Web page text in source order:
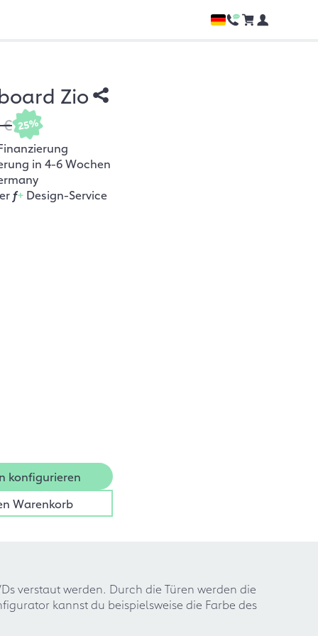
Zio
€ 25%
in 4-6 Wochen
f+Design-Service
konfigurieren
Warenkorb
verstaut werden. Durch die Türen werden die
kannst du beispielsweise die Farbe des